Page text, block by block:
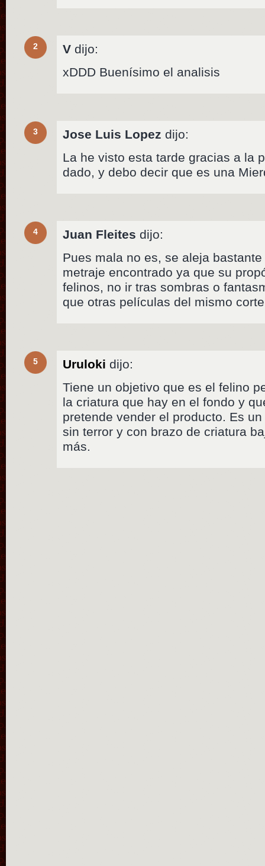
2 V dijo:
xDDD Buenísimo el analisis
3 Jose Luis Lopez dijo:
La he visto esta tarde gracias a la
dado, y debo decir que es una
4 Juan Fleites dijo:
Pues mala no es, se aleja
metraje encontrado ya que su
felinos, no ir tras sombras o
que otras películas del mismo
5 Uruloki dijo:
Tiene un objetivo que es el felino
la criatura que hay en el fondo y
pretende vender el producto. Es
sin terror y con brazo de criatura
más.